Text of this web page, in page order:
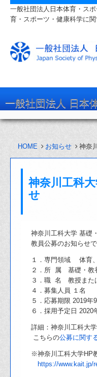
一般社団法人日本体育・ス
育・スポーツ・健康科学に
入会・各種手続
学会大会・研究会
リンク・関連団体
HOME お知らせ 神奈
神奈川工科
せ
神奈川工科大学 基礎
教員公募のお知らせで
１．専門領域 体育
２．所 属 基礎・教
３．職 名 教授また
４．募集人員 １名
５．応募期限 2019年
６．採用予定日 2020
詳細：神奈川工科大
こちらの公募に関す
※神奈川工科大学HP
https://www.kait.jp/